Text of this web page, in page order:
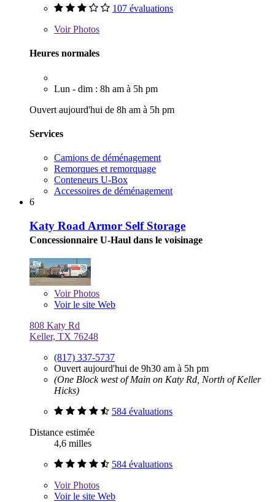
107 évaluations
VoirPhotos
Heures normales
Lun - dim : 8h am à 5h pm
Ouvert aujourd'hui de 8h am à 5h pm
Services
Camions de déménagement
Remorques et remorquage
Conteneurs U-Box
Accessoires de déménagement
6
Katy Road Armor Self Storage
Concessionnaire U-Haul dans le voisinage
VoirPhotos
Voir le site Web
808 Katy Rd
Keller, TX 76248
(817) 337-5737
Ouvert aujourd'hui de 9h30 am à 5h pm
(One Block west of Main on Katy Rd, North of Keller
Hicks)
584 évaluations
Distance estimée
4,6 milles
584 évaluations
VoirPhotos
Voir le site Web